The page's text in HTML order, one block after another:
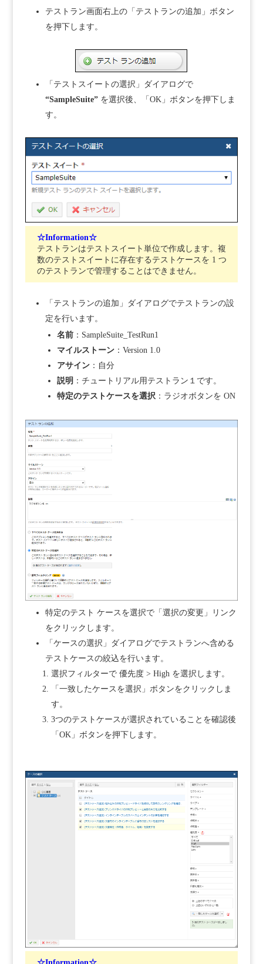
テストラン画面右上の「テストランの追加」ボタン
を押下します。
「テストスイートの選択」ダイアログで
“SampleSuite” を選択後、「OK」ボタンを押下しま
す。
☆Information☆
テストランはテストスイート単位で作成します。複
数のテストスイートに存在するテストケースを 1 つ
のテストランで管理することはできません。
「テストランの追加」ダイアログでテストランの設
定を行います。
名前：SampleSuite_TestRun1
マイルストーン：Version 1.0
アサイン：自分
説明 ：チュートリアル用テストラン１です。
特定のテストケースを選択 ：ラジオボタンを ON
特定のテスト ケースを選択で「選択の変更」リンク
をクリックします。
「ケースの選択」ダイアログでテストランへ含める
テストケースの絞込を行います。
選択フィルターで 優先度 > High を選択します。
「一致したケースを選択」ボタンをクリックしま
す。
3つのテストケースが選択されていることを確認後
「OK」ボタンを押下します。